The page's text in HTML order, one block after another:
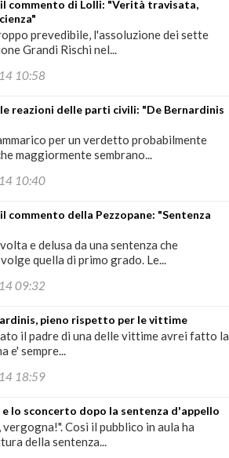
commento di Lolli: "Verità travisata,
prevedibile, l'assoluzione dei sette
Grandi Rischi nel...
10:58
reazioni delle parti civili: "De Bernardinis
per un verdetto probabilmente
maggiormente sembrano...
10:40
commento della Pezzopane: "Sentenza
e delusa da una sentenza che
quella di primo grado. Le...
09:32
pieno rispetto per le vittime
il padre di una delle vittime avrei fatto la
e' sempre...
18:59
lo sconcerto dopo la sentenza d'appello
Così il pubblico in aula ha
della sentenza...